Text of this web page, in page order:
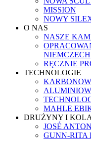
MISSION
NOWY
O NAS
NASZE
NIEMCZECH
RĘCZNIE
TECHNOLOGIE
MAHLE
DRUŻYNY I
JOSÉ
GUNN-RITA